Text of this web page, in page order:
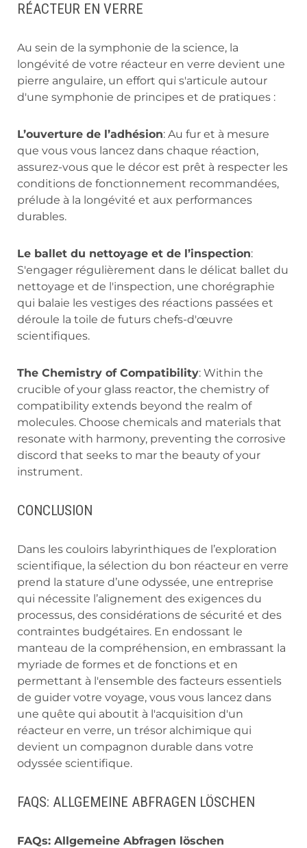
RÉACTEUR EN VERRE
Au sein de la symphonie de la science, la
longévité de votre réacteur en verre devient une
pierre angulaire, un effort qui s'articule autour
d'une symphonie de principes et de pratiques :
L’ouverture de l’adhésion: Au fur et à mesure
que vous vous lancez dans chaque réaction,
assurez-vous que le décor est prêt à respecter les
conditions de fonctionnement recommandées,
prélude à la longévité et aux performances
durables.
Le ballet du nettoyage et de l’inspection:
S'engager régulièrement dans le délicat ballet du
nettoyage et de l'inspection, une chorégraphie
qui balaie les vestiges des réactions passées et
déroule la toile de futurs chefs-d'œuvre
scientifiques.
The Chemistry of Compatibility: Within the
crucible of your glass reactor, the chemistry of
compatibility extends beyond the realm of
molecules. Choose chemicals and materials that
resonate with harmony, preventing the corrosive
discord that seeks to mar the beauty of your
instrument.
CONCLUSION
Dans les couloirs labyrinthiques de l’exploration
scientifique, la sélection du bon réacteur en verre
prend la stature d’une odyssée, une entreprise
qui nécessite l’alignement des exigences du
processus, des considérations de sécurité et des
contraintes budgétaires. En endossant le
manteau de la compréhension, en embrassant la
myriade de formes et de fonctions et en
permettant à l'ensemble des facteurs essentiels
de guider votre voyage, vous vous lancez dans
une quête qui aboutit à l'acquisition d'un
réacteur en verre, un trésor alchimique qui
devient un compagnon durable dans votre
odyssée scientifique.
FAQS: ALLGEMEINE ABFRAGEN LÖSCHEN
FAQs: Allgemeine Abfragen löschen